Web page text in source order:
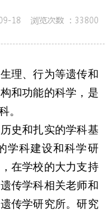
18 浏览次数 ： 33800
理、行为等遗传和
和功能的科学，是
。
史和扎实的学科基
学科建设和科学研
在学校的大力支持
传学科相关老师和
传学研究所。研究